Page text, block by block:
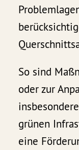
So sind
oder zur
grünen
eine